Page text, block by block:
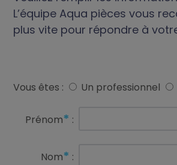
L’équipe Aqua pièces vous
plus vite pour répondre à
Vous êtes : Un professionnel
Prénom* :
Nom* :